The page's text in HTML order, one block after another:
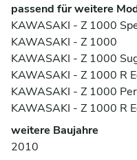
passend für weitere
KAWASAKI - Z 1000
KAWASAKI - Z 1000
KAWASAKI - Z 1000
KAWASAKI - Z 1000 R
KAWASAKI - Z 1000
KAWASAKI - Z 1000 R
weitere Baujahre
2010